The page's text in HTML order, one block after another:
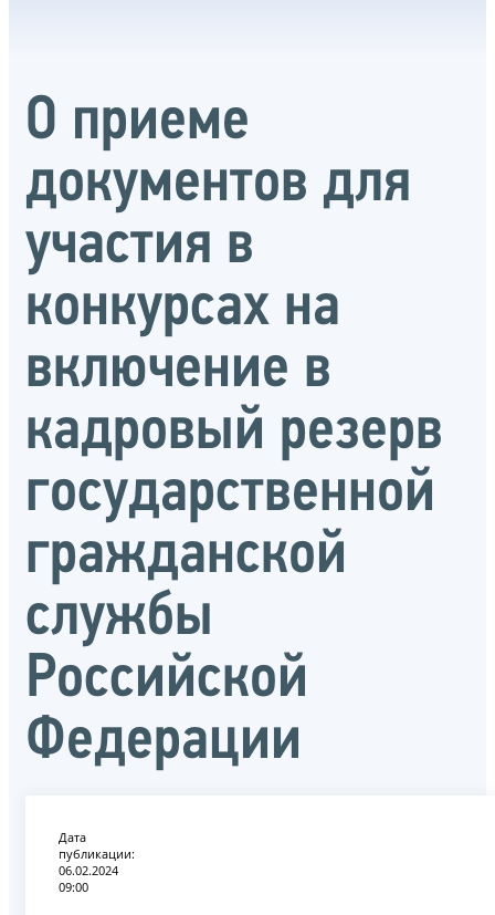
О приеме
документов для
участия в
конкурсах на
включение в
кадровый резерв
государственной
гражданской
службы
Российской
Федерации
Дата
публикации:
06.02.2024
09:00